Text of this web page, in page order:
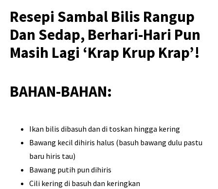
Resepi Sambal Bilis Rangup
Dan Sedap, Berhari-Hari Pun
Masih Lagi ‘Krap Krup Krap’!
BAHAN-BAHAN:
Ikan bilis dibasuh dan di toskan hingga kering
Bawang kecil dihiris halus (basuh bawang dulu pastu
baru hiris tau)
Bawang putih pun dihiris
Cili kering di basuh dan keringkan